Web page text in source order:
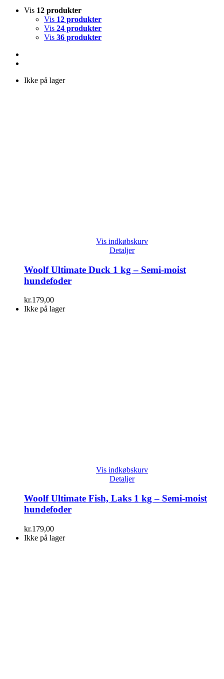
Vis 12 produkter
Vis 12 produkter
Vis 24 produkter
Vis 36 produkter
Ikke på lager
Vis indkøbskurv
Detaljer
Woolf Ultimate Duck 1 kg – Semi-moist
hundefoder
kr.179,00
Ikke på lager
Vis indkøbskurv
Detaljer
Woolf Ultimate Fish, Laks 1 kg – Semi-moist
hundefoder
kr.179,00
Ikke på lager